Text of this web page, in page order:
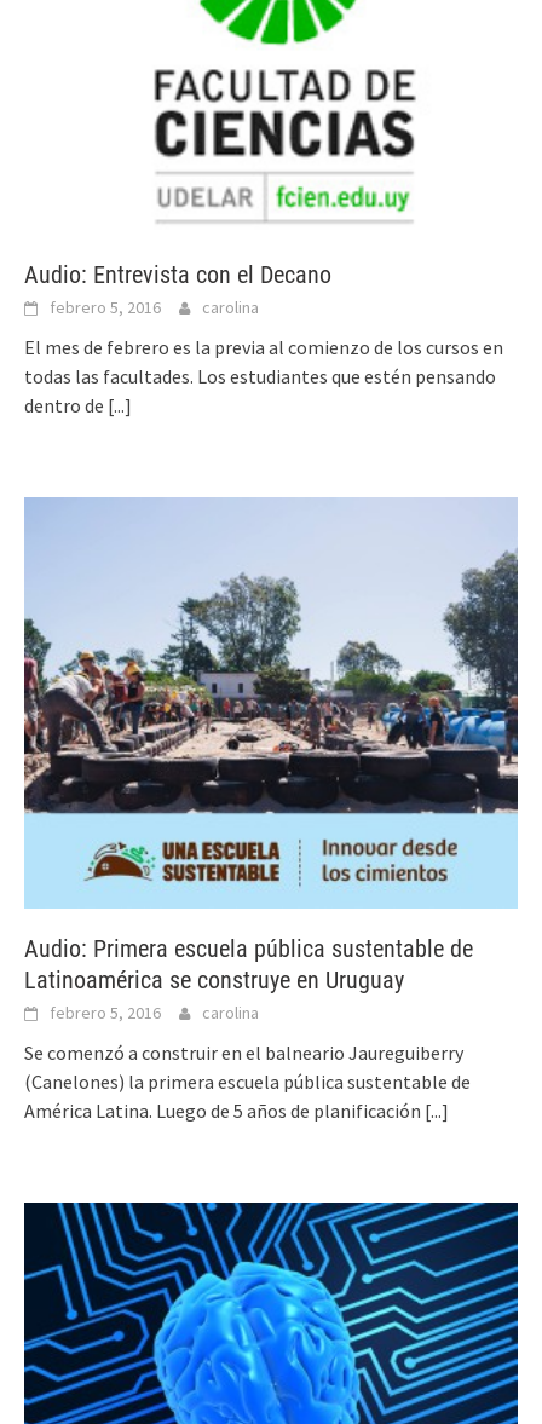
Audio: Entrevista con el Decano
febrero 5, 2016 carolina
El mes de febrero es la previa al comienzo de los cursos en
todas las facultades. Los estudiantes que estén pensando
dentro de [...]
Audio: Primera escuela pública sustentable de
Latinoamérica se construye en Uruguay
febrero 5, 2016 carolina
Se comenzó a construir en el balneario Jaureguiberry
(Canelones) la primera escuela pública sustentable de
América Latina. Luego de 5 años de planificación [...]